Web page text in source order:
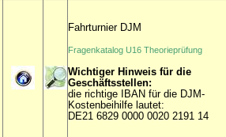
Fahrturnier DJM
Fragenkatalog U16 Theorieprüfung
Wichtiger Hinweis für die
Geschäftsstellen:
die richtige IBAN für die DJM-
Kostenbeihilfe lautet:
DE21 6829 0000 0020 2191 14